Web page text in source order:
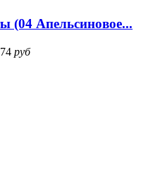
(04 Апельсиновое...
74 руб